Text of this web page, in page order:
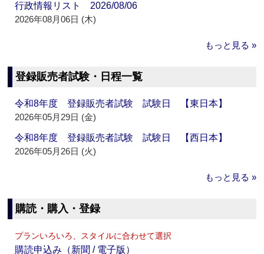
行政情報リスト 2026/08/06
2026年08月06日 (木)
もっと見る »
登録販売者試験・日程一覧
令和8年度 登録販売者試験 試験日 【東日本】
2026年05月29日 (金)
令和8年度 登録販売者試験 試験日 【西日本】
2026年05月26日 (火)
もっと見る »
購読・購入・登録
プランいろいろ、スタイルに合わせて選択
購読申込み（新聞 / 電子版）